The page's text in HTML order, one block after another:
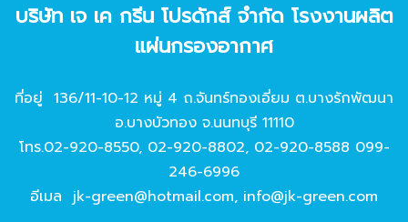
บริษัท เจ เค กรีน โปรดักส์ จํากัด โรงงานผลิต
แผ่นกรองอากาศ
ที่อยู่ 136/11-10-12 หมู่ 4 ถ.จันทร์ทองเอี่ยม ต.บางรักพัฒนา
อ.บางบัวทอง จ.นนทบุรี 11110
โทร.02-920-8550, 02-920-8802, 02-920-8588 099-
246-6996
อีเมล jk-green@hotmail.com, info@jk-green.com